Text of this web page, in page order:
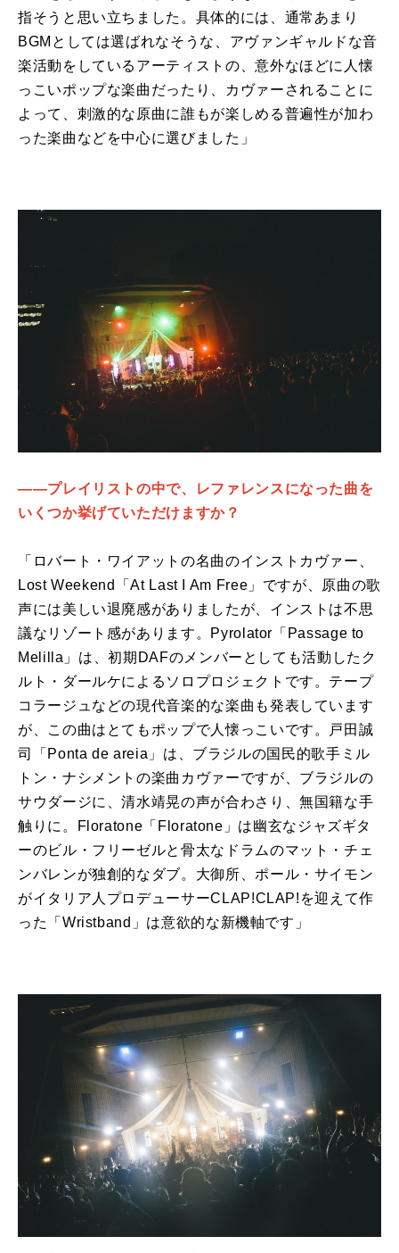
指そうと思い立ちました。具体的には、通常あまり
BGMとしては選ばれなそうな、アヴァンギャルドな音
楽活動をしているアーティストの、意外なほどに人懐
っこいポップな楽曲だったり、カヴァーされることに
よって、刺激的な原曲に誰もが楽しめる普遍性が加わ
った楽曲などを中心に選びました」
――プレイリストの中で、レファレンスになった曲を
いくつか挙げていただけますか？
「ロバート・ワイアットの名曲のインストカヴァー、
Lost Weekend「At Last I Am Free」ですが、原曲の歌
声には美しい退廃感がありましたが、インストは不思
議なリゾート感があります。Pyrolator「Passage to
Melilla」は、初期DAFのメンバーとしても活動したク
ルト・ダールケによるソロプロジェクトです。テープ
コラージュなどの現代音楽的な楽曲も発表しています
が、この曲はとてもポップで人懐っこいです。戸田誠
司「Ponta de areia」は、ブラジルの国民的歌手ミル
トン・ナシメントの楽曲カヴァーですが、ブラジルの
サウダージに、清水靖晃の声が合わさり、無国籍な手
触りに。Floratone「Floratone」は幽玄なジャズギタ
ーのビル・フリーゼルと骨太なドラムのマット・チェ
ンバレンが独創的なダブ。大御所、ポール・サイモン
がイタリア人プロデューサーCLAP!CLAP!を迎えて作
った「Wristband」は意欲的な新機軸です」